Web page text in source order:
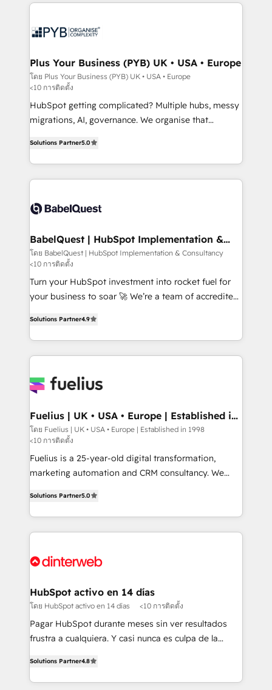
powerful growth engine. Built to convert, scale, and
professional services, financial services and
Town, Dubai & London. 500+ HubSpot CRM
implementations delivered. AI visibility coverage
across ChatGPT, Claude, Perplexity, Gemini and
Google AI Overviews. HubSpot Impact Award -
Customer First HubSpot Impact Award - Integrations
Migration Excellence HubSpot Impact Award -
Platform Excellence 40+ full-time HubSpot
professionals. 100s of certifications and
Plus Your Business (PYB) UK • USA • Europe
โดย Plus Your Business (PYB) UK • USA • Europe
<10 การติดตั้ง
HubSpot getting complicated? Multiple hubs, messy
migrations, AI, governance. We organise that
Welcome to our Profile! We help with: • CRM
implementation, reports, workflows, and team
training • CRM migration from Salesforce, Pipedrive,
custom API integrations • AI governance for
Boutique 'Elite' team of 12 • 150+ clients across Sales
Hub, Marketing Hub, Service Hub, Data Hub and
CMS • ISO/IEC 27001:2022, ISO 9001:2015, and ISO
42001:2023 certified - the AI management standard •
GuardHub: our AI governance framework, built on
'𝗖𝗼𝗻𝘁𝗮𝗰𝘁 𝗯𝘂𝘀𝗶𝗻𝗲𝘀𝘀' button to get in touch (𝘸𝘦'𝘳𝘦
𝘴𝘶𝘱𝘦𝘳 𝘳𝘦𝘴𝘱𝘰𝘯𝘴𝘪𝘷𝘦)
Solutions Partner5.0
BabelQuest | HubSpot Implementation &
Consultancy
โดย BabelQuest | HubSpot Implementation & Consultancy
<10 การติดตั้ง
Turn your HubSpot investment into rocket fuel for
your business to soar 🚀 We’re a team of accredited
implement the platform into complex business
environments, optimise what you've got and make
sure you can actually use it, build your website in
for you and execute it on HubSpot. We are on the
framework, meaning we've been accredited by
HubSpot and vetted by the CCS, which means we
can support public sector companies as well the
other ones listed in our profile. Our services: -
HubSpot implementation - HubSpot CMS website
is there for you to: - Grow revenue, and run your
business more efficiently - Build stronger
relationships with customers - Make better
more people - Get the most out of your HubSpot
Solutions Partner4.9
Fuelius | UK • USA • Europe | Established in
1998
โดย Fuelius | UK • USA • Europe | Established in 1998
<10 การติดตั้ง
Fuelius is a 25-year-old digital transformation,
marketing automation and CRM consultancy. We
maximise their return from digital and fuel their
growth. We modernise platforms, streamline
operations that are causing inefficiencies, improve
supercharge revenue operations Key services: • CRM
Transformation / Web Development • RevOps &
Sales Consulting • Marketing Automation What
makes us different? 🚀 Top 0.5% of global HubSpot
agencies ⚙️ The strongest technical ability and
partners who will embed ourselves into your
business, processes and systems 🏢 We specialise in
Solutions Partner5.0
HubSpot activo en 14 días
โดย HubSpot activo en 14 días <10 การติดตั้ง
Pagar HubSpot durante meses sin ver resultados
frustra a cualquiera. Y casi nunca es culpa de la
implementó. Trabajamos con un catálogo de +80
casos de uso: cada uno resuelve un problema
Solutions Partner4.8